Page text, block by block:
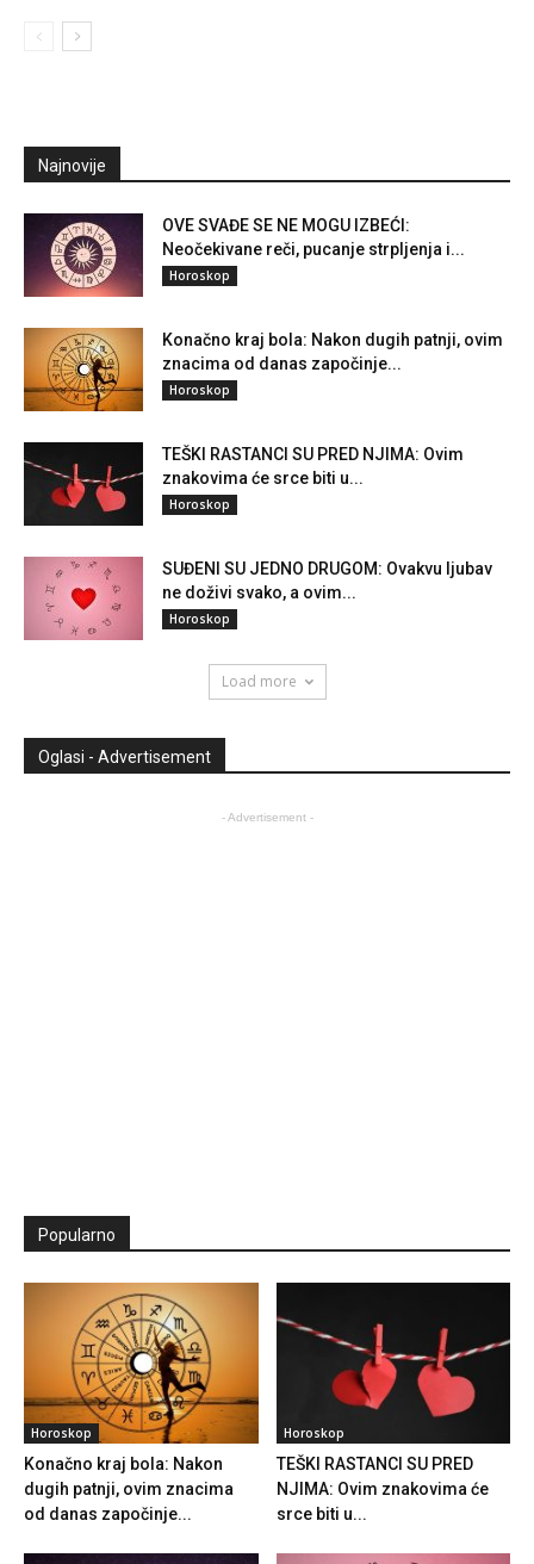
Najnovije
OVE SVAĐE SE NE MOGU IZBEĆI:
Neočekivane reči, pucanje strpljenja i...
Horoskop
Konačno kraj bola: Nakon dugih patnji, ovim
znacima od danas započinje...
Horoskop
TEŠKI RASTANCI SU PRED NJIMA: Ovim
znakovima će srce biti u...
Horoskop
SUĐENI SU JEDNO DRUGOM: Ovakvu ljubav
ne doživi svako, a ovim...
Horoskop
Load more
Oglasi - Advertisement
- Advertisement -
Popularno
Horoskop
Konačno kraj bola: Nakon
dugih patnji, ovim znacima
od danas započinje...
Horoskop
TEŠKI RASTANCI SU PRED
NJIMA: Ovim znakovima će
srce biti u...